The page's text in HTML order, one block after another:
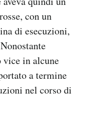
con un
di esecuzioni,
vice in alcune
a termine
nel corso di